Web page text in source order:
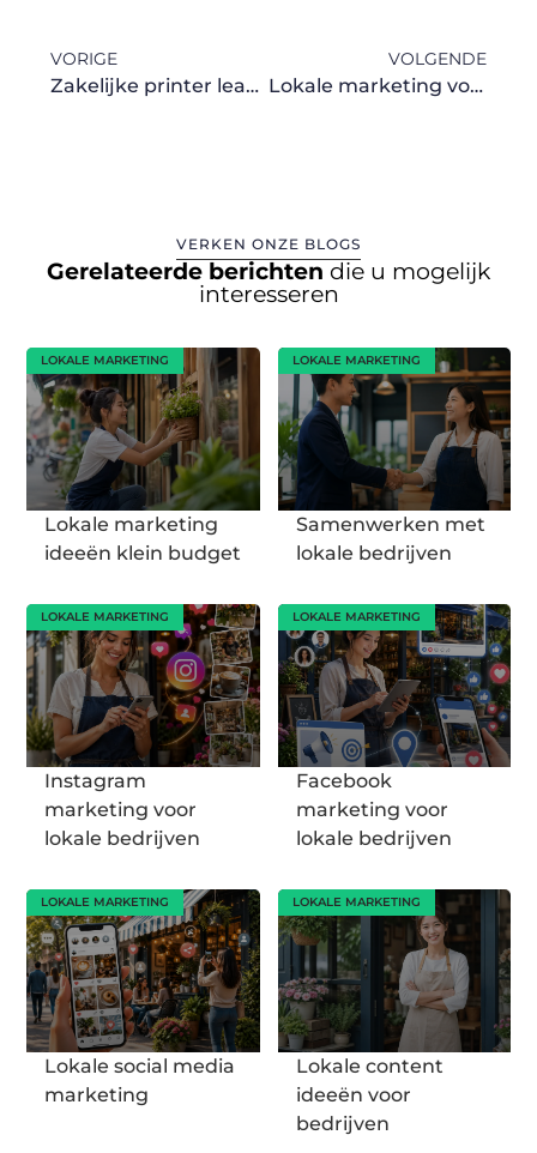
VORIGE
Zakelijke printer leasen als flexibele printer leasen strategie
VOLGENDE
Lokale marketing voor kleine bedrijven
VERKEN ONZE BLOGS
Gerelateerde berichten die u mogelijk
interesseren
LOKALE MARKETING
Lokale marketing
ideeën klein budget
LOKALE MARKETING
Samenwerken met
lokale bedrijven
LOKALE MARKETING
Instagram
marketing voor
lokale bedrijven
LOKALE MARKETING
Facebook
marketing voor
lokale bedrijven
LOKALE MARKETING
Lokale social media
marketing
LOKALE MARKETING
Lokale content
ideeën voor
bedrijven